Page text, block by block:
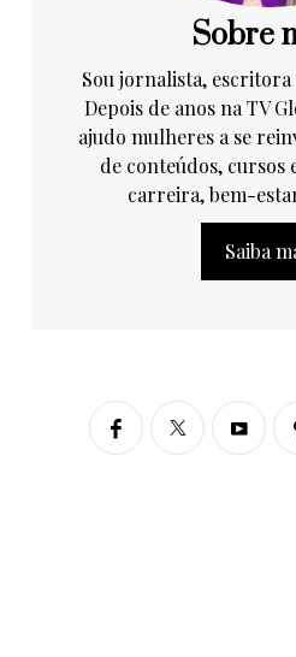
Sobre
Sou jornalista,
Depois de anos na TV
ajudo mulheres a se
de conteúdos, cursos
carreira, bem-
Saiba